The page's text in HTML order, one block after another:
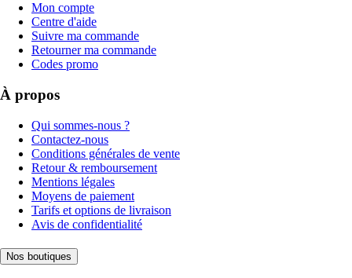
Mon compte
Centre d'aide
Suivre ma commande
Retourner ma commande
Codes promo
À propos
Qui sommes-nous ?
Contactez-nous
Conditions générales de vente
Retour & remboursement
Mentions légales
Moyens de paiement
Tarifs et options de livraison
Avis de confidentialité
Nos boutiques